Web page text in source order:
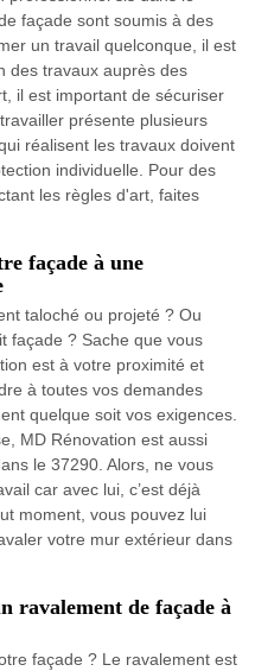
façade sont soumis à des
un travail quelconque, il est
des travaux auprès des
il est important de sécuriser
présente plusieurs
réalisent les travaux doivent
individuelle. Pour des
les règles d'art, faites
façade à une
taloché ou projeté ? Ou
façade ? Sache que vous
est à votre proximité et
à toutes vos demandes
quelque soit vos exigences.
MD Rénovation est aussi
le 37290. Alors, ne vous
car avec lui, c’est déjà
moment, vous pouvez lui
votre mur extérieur dans
ravalement de façade à
façade ? Le ravalement est